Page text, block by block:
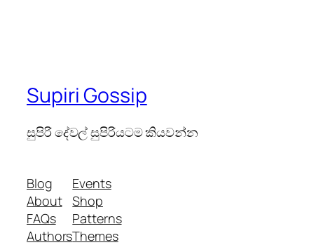
Supiri Gossip
සුපිරි දේවල් සුපිරියටම කියවන්න
Blog
About
FAQs
Authors
Events
Shop
Patterns
Themes